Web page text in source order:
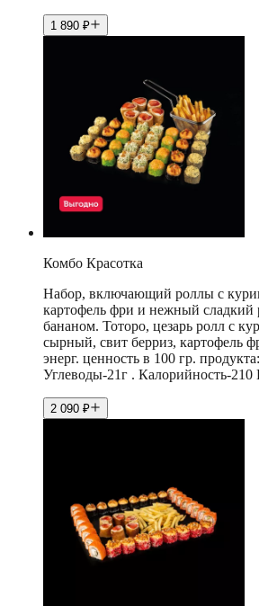
1 890 ₽
Комбо Красотка
Набор, включающий роллы с
картофель фри и нежный сладкий
бананом. Тоторо, цезарь ролл с
сырный, свит берриз, картофель
энерг. ценность в 100 гр.
Углеводы-21г . Калорийность-210
2 090 ₽